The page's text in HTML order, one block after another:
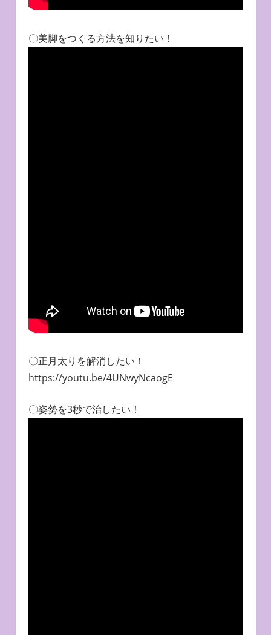
〇美脚をつくる方法を知りたい！
〇正月太りを解消したい！
https://youtu.be/4UNwyNcaogE
〇姿勢を3秒で治したい！